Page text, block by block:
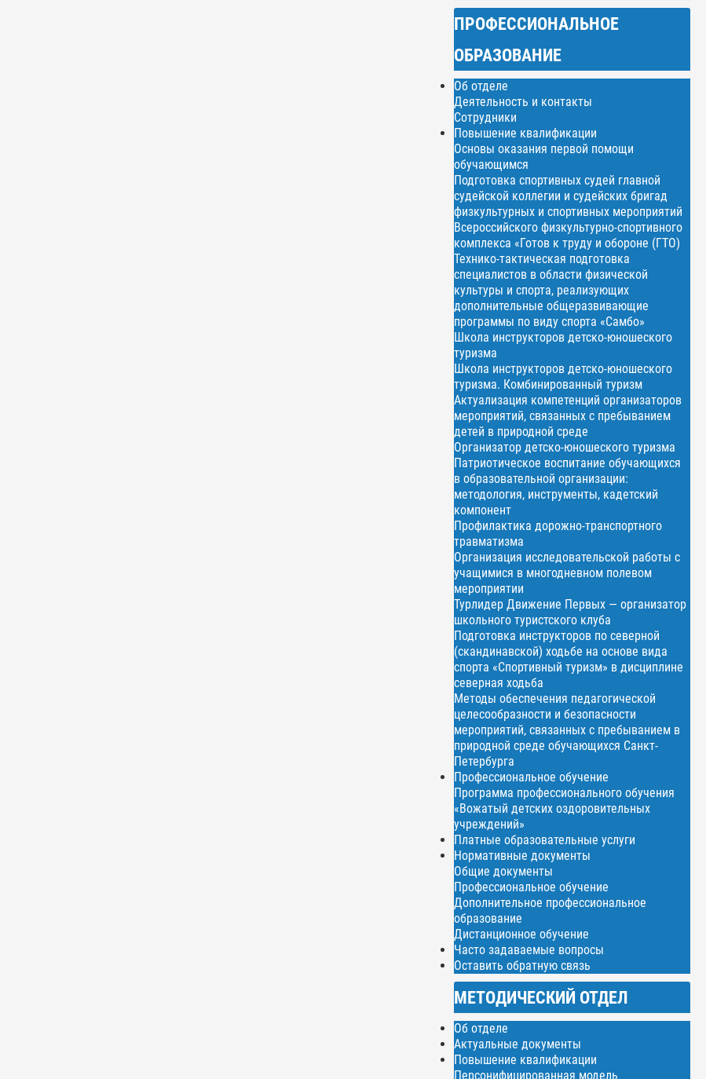
ПРОФЕССИОНАЛЬНОЕ
ОБРАЗОВАНИЕ
Об отделе
Деятельность и контакты
Сотрудники
Повышение квалификации
Основы оказания первой помощи
обучающимся
Подготовка спортивных судей главной
судейской коллегии и судейских бригад
физкультурных и спортивных мероприятий
Всероссийского физкультурно-спортивного
комплекса «Готов к труду и обороне (ГТО)
Технико-тактическая подготовка
специалистов в области физической
культуры и спорта, реализующих
дополнительные общеразвивающие
программы по виду спорта «Самбо»
Школа инструкторов детско-юношеского
туризма
Школа инструкторов детско-юношеского
туризма. Комбинированный туризм
Актуализация компетенций организаторов
мероприятий, связанных с пребыванием
детей в природной среде
Организатор детско-юношеского туризма
Патриотическое воспитание обучающихся
в образовательной организации:
методология, инструменты, кадетский
компонент
Профилактика дорожно-транспортного
травматизма
Организация исследовательской работы с
учащимися в многодневном полевом
мероприятии
Турлидер Движение Первых — организатор
школьного туристского клуба
Подготовка инструкторов по северной
(скандинавской) ходьбе на основе вида
спорта «Спортивный туризм» в дисциплине
северная ходьба
Методы обеспечения педагогической
целесообразности и безопасности
мероприятий, связанных с пребыванием в
природной среде обучающихся Санкт-
Петербурга
Профессиональное обучение
Программа профессионального обучения
«Вожатый детских оздоровительных
учреждений»
Платные образовательные услуги
Нормативные документы
Общие документы
Профессиональное обучение
Дополнительное профессиональное
образование
Дистанционное обучение
Часто задаваемые вопросы
Оставить обратную связь
МЕТОДИЧЕСКИЙ ОТДЕЛ
Об отделе
Актуальные документы
Повышение квалификации
Персонифицированная модель